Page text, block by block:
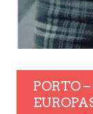
PORTO